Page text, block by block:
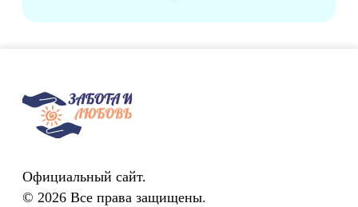
Официальный сайт.
© 2026 Все права защищены.